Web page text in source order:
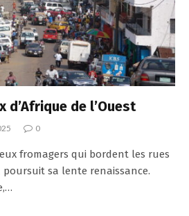
d’Afrique de l’Ouest
0
fromagers qui bordent les rues
poursuit sa lente renaissance.